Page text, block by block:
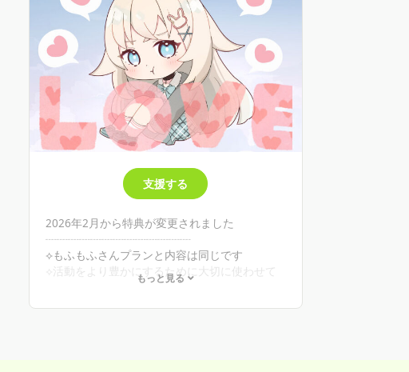
支援する
2026年2月から特典が変更されました
┈┈┈┈┈┈┈┈┈┈┈┈┈
⟡もふもふさんプランと内容は同じです
⟡活動をより豊かにするために大切に使わせて
もっと見る